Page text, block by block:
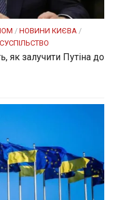
/ НОВИНИ КИЄВА /
СУСПІЛЬСТВО
як залучити Путіна до